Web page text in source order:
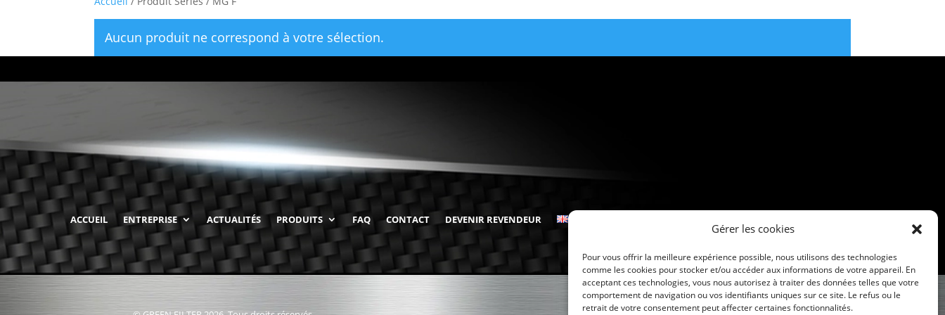
Gérer les cookies
Pour vous offrir la meilleure expérience possible, nous utilisons des technologies
comme les cookies pour stocker et/ou accéder aux informations de votre appareil. En
acceptant ces technologies, vous nous autorisez à traiter des données telles que votre
comportement de navigation ou vos identifiants uniques sur ce site. Le refus ou le
retrait de votre consentement peut affecter certaines fonctionnalités.
Aucun produit ne correspond à votre sélection.
ACCUEIL ENTREPRISE ACTUALITÉS PRODUITS FAQ CONTACT DEVENIR REVENDEUR